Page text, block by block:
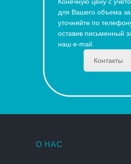
для Вашего объема
уточняйте по
оставив письменный
наш e-mail.
Контакты
О НАС